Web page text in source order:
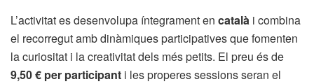
L’activitat es desenvolupa íntegrament en català i combina
el recorregut amb dinàmiques participatives que fomenten
la curiositat i la creativitat dels més petits. El preu és de
9,50 € per participant i les properes sessions seran el